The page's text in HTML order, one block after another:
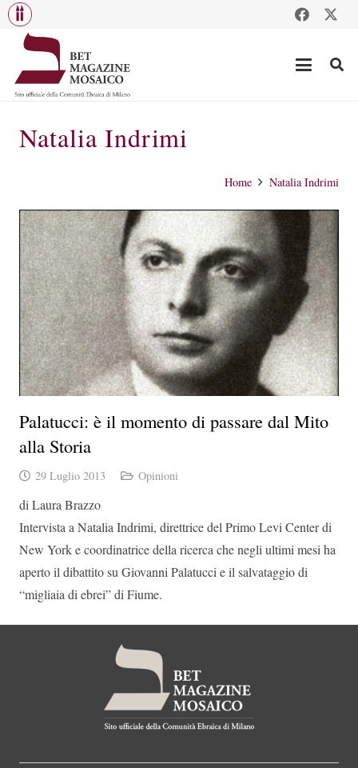
Natalia Indrimi
Home Natalia Indrimi
Palatucci: è il momento di passare dal Mito
alla Storia
29 Luglio 2013 Opinioni
di Laura Brazzo
Intervista a Natalia Indrimi, direttrice del Primo Levi Center di
New York e coordinatrice della ricerca che negli ultimi mesi ha
aperto il dibattito su Giovanni Palatucci e il salvataggio di
“migliaia di ebrei” di Fiume.